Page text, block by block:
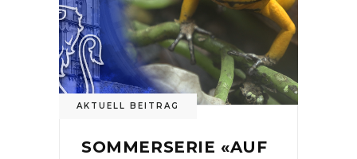
AKTUELL BEITRAG
SOMMERSERIE «AUF